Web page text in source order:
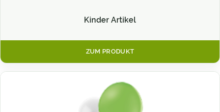
Kinder Artikel
ZUM PRODUKT